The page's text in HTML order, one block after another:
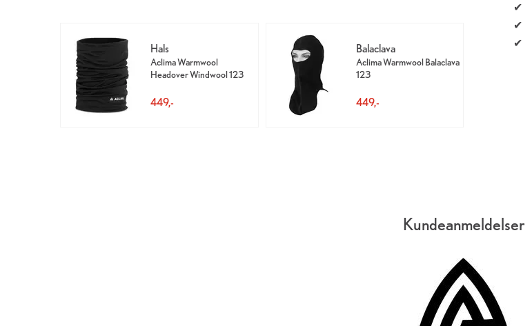
Hals
Aclima Warmwool
Headover Windwool 123
449,-
Balaclava
Aclima Warmwool Balaclava
123
449,-
Kundeanmeldelser